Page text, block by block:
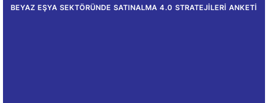
BEYAZ EŞYA SEKTÖRÜNDE SATINALMA 4.0 STRATEJILERI ANKETI